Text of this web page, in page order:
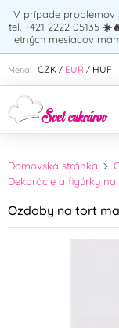
V prípade
tel. +421 2222 05135
letných mesiacov
Mena: CZK / EUR / HUF
Zadajte
Domovská stránka
Dekorácie a figúrky
Ozdoby na tort